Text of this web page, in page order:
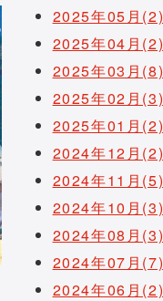
2025年05月(2)
2025年04月(2)
2025年03月(8)
2025年02月(3)
2025年01月(2)
2024年12月(2)
2024年11月(5)
2024年10月(3)
2024年08月(3)
2024年07月(7)
2024年06月(2)